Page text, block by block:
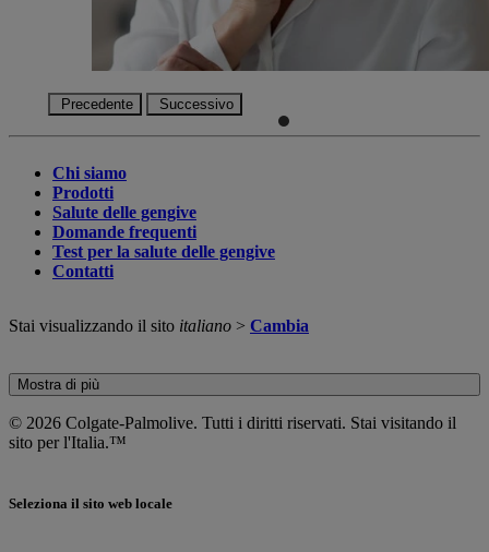
Precedente Successivo
Chi siamo
Prodotti
Salute delle gengive
Domande frequenti
Test per la salute delle gengive
Contatti
Stai visualizzando il sito italiano > Cambia
Mostra di più
© 2026 Colgate-Palmolive. Tutti i diritti riservati. Stai visitando il
sito per l'Italia.™
Seleziona il sito web locale